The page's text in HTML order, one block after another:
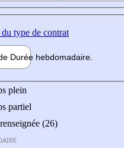
type de contrat
Durée hebdomadaire
plein
partiel
(26)